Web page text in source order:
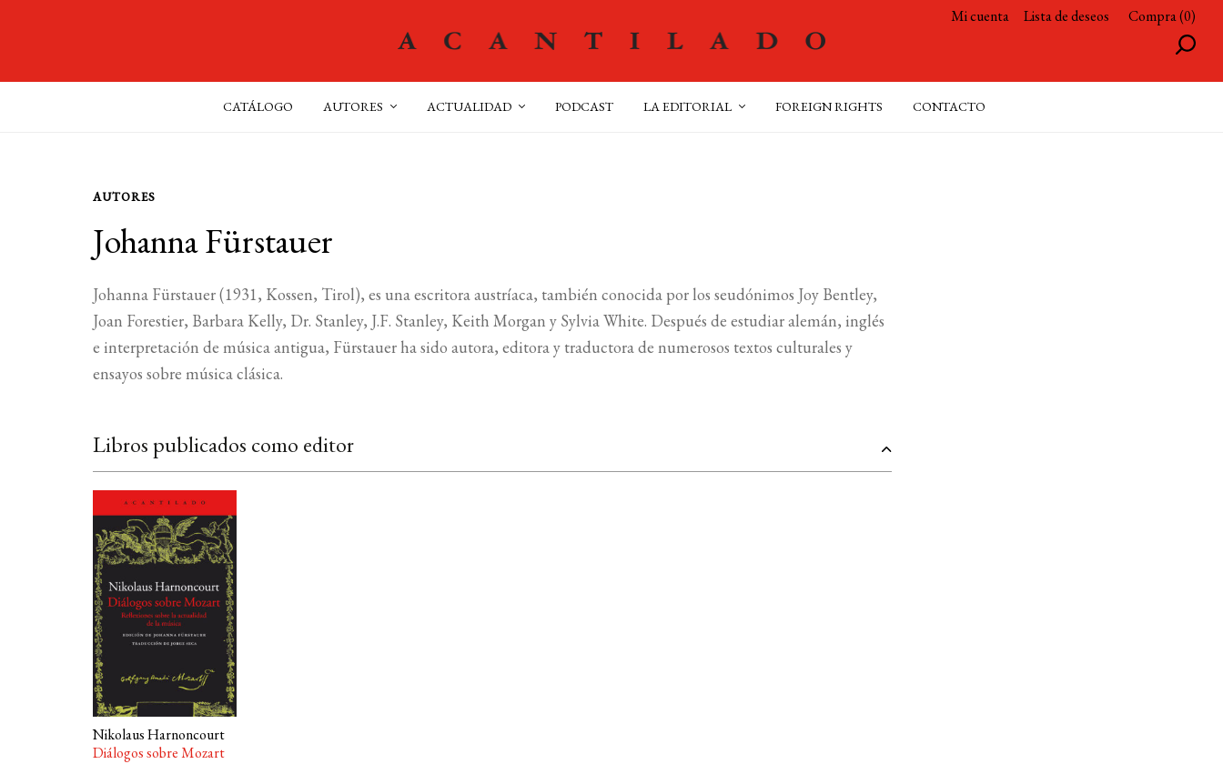
Mi cuenta Lista de deseos Compra (0)
CATÁLOGO AUTORES ACTUALIDAD PODCAST LA EDITORIAL FOREIGN RIGHTS CONTACTO
AUTORES
Johanna Fürstauer
Johanna Fürstauer (1931, Kossen, Tirol), es una escritora austríaca, también conocida por los seudónimos Joy Bentley,
Joan Forestier, Barbara Kelly, Dr. Stanley, J.F. Stanley, Keith Morgan y Sylvia White. Después de estudiar alemán, inglés
e interpretación de música antigua, Fürstauer ha sido autora, editora y traductora de numerosos textos culturales y
ensayos sobre música clásica.
Libros publicados como editor
Nikolaus Harnoncourt
Diálogos sobre Mozart